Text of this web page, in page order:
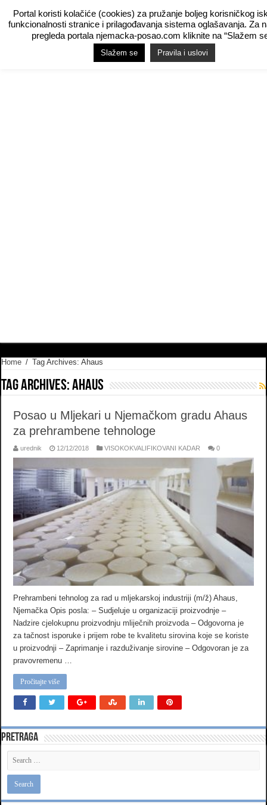
Home / Tag Archives: Ahaus
Tag Archives:Ahaus
Posao u Mljekari u Njemačkom gradu Ahaus
za prehrambene tehnologe
urednik 12/12/2018 VISOKOKVALIFIKOVANI KADAR 0
Prehrambeni tehnolog za rad u mljekarskoj industriji (m/ž) Ahaus,
Njemačka Opis posla: – Sudjeluje u organizaciji proizvodnje –
Nadzire cjelokupnu proizvodnju mliječnih proizvoda – Odgovorna je
za tačnost isporuke i prijem robe te kvalitetu sirovina koje se koriste
u proizvodnji – Zaprimanje i razduživanje sirovine – Odgovoran je za
pravovremenu …
Pročitajte više
Pretraga
Portal koristi kolačiće (cookies) za pružanje boljeg korisničkog
funkcionalnosti stranice i prilagođavanja sistema oglašavanja. Za
pregleda portala njemacka-posao.com kliknite na “Slažem
Slažem se Pravila i uslovi